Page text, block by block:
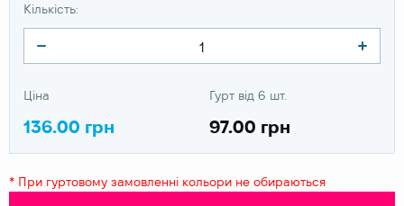
Кількість:
Ціна
136.00 грн
Гурт від 6 шт.
97.00 грн
* При гуртовому замовленні кольори не обираються